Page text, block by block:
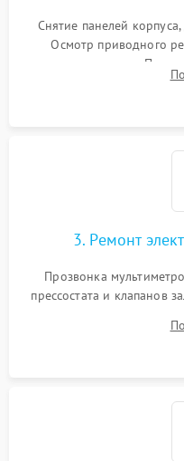
Снятие панелей
Осмотр приводного
амортизаторов.
крестовины на
3. Ремонт
Прозвонка
прессостата и клапанов
Восстановление